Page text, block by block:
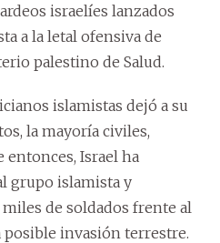
israelíes lanzados
a la letal ofensiva de
palestino de Salud.
islamistas dejó a su
la mayoría civiles,
entonces, Israel ha
grupo islamista y
de soldados frente al
posible invasión terrestre.